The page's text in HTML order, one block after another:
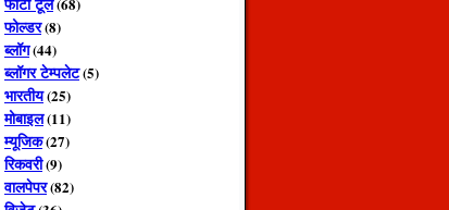
फोल्डर(8)
ब्लॉग(44)
ब्लॉगर टेम्पलेट(5)
भारतीय(25)
मोबाइल(11)
म्यूजिक(27)
रिकवरी(9)
वालपेपर(82)